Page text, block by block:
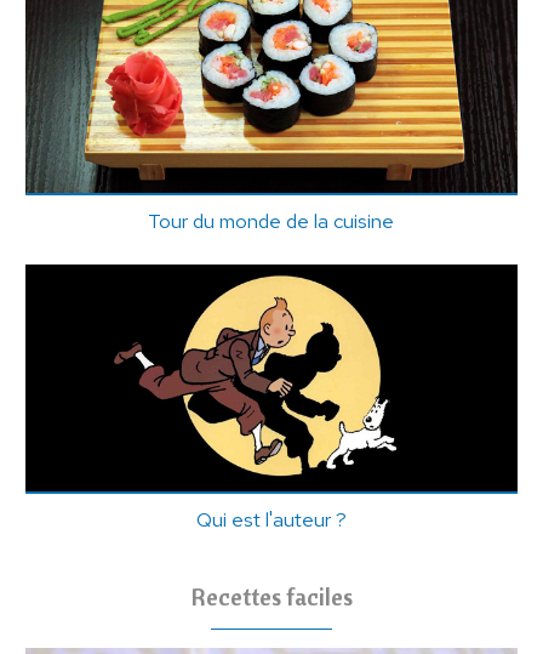
Tour du monde de la cuisine
Qui est l'auteur ?
Recettes faciles